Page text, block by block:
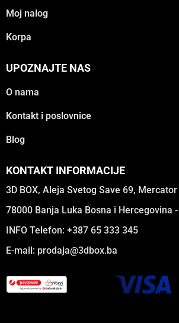
Moj nalog
Korpa
UPOZNAJTE NAS
O nama
Kontakt i poslovnice
Blog
KONTAKT INFORMACIJE
3D BOX, Aleja Svetog Save 69,
78000 Banja Luka Bosna i Hercegovina
INFO Telefon: +387 65 333 345
E-mail: prodaja@3dbox.ba